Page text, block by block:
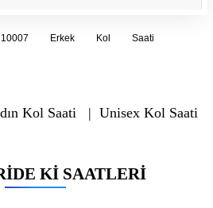
Erkek Kol Saati
Kol Saati | Unisex Kol Saati
KI SAATLERI